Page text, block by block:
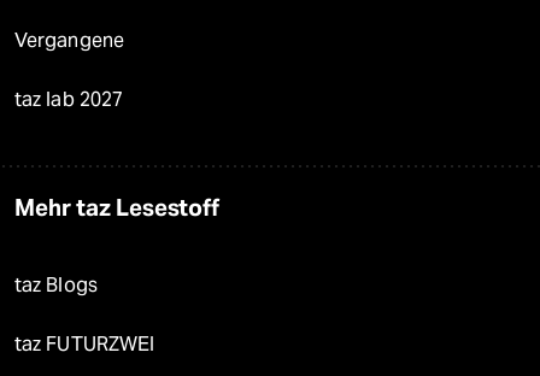
Vergangene
taz lab 2027
Mehr taz Lesestoff
taz Blogs
taz FUTURZWEI